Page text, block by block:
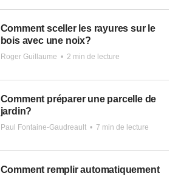
Comment sceller les rayures sur le
bois avec une noix?
Roger Guillaume • 2 min de lecture
Comment préparer une parcelle de
jardin?
Paul Fontaine-Gaudreault • 7 min de lecture
Comment remplir automatiquement